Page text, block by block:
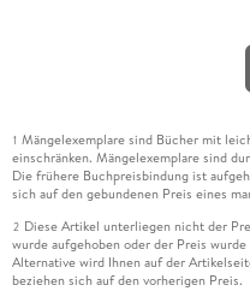
1 Mängelexemplare sind Bücher mit
einschränken. Mängelexemplare sind
Die frühere Buchpreisbindung ist
sich auf den gebundenen Preis eines
2 Diese Artikel unterliegen nicht der
wurde aufgehoben oder der Preis
Alternative wird Ihnen auf der
beziehen sich auf den vorherigen Preis.